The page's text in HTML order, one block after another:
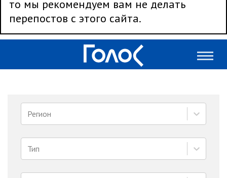
то мы рекомендуем вам не делать
перепостов с этого сайта.
Регион
Тип